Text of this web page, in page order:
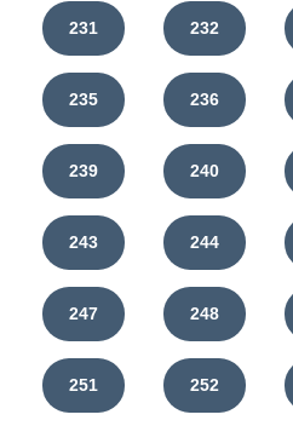
231 232
235 236
239 240
243 244
247 248
251 252